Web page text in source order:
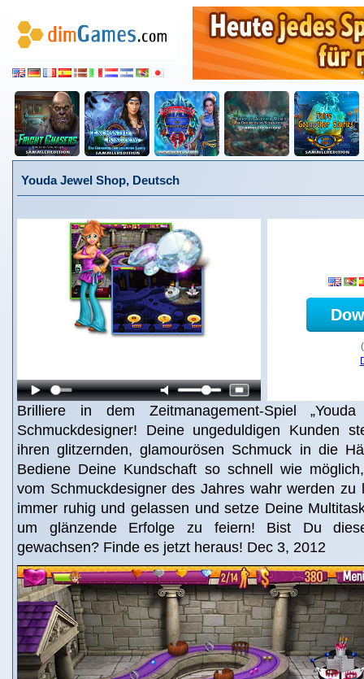
Youda Jewel Shop, Deutsch
Brilliere in dem Zeitmanagement-Spiel
Schmuckdesigner! Deine ungeduldigen Kunden
ihren glitzernden, glamourösen Schmuck in die
Bediene Deine Kundschaft so schnell wie
vom Schmuckdesigner des Jahres wahr werden zu
immer ruhig und gelassen und setze Deine
um glänzende Erfolge zu feiern! Bist Du
gewachsen? Finde es jetzt heraus! Dec 3, 2012